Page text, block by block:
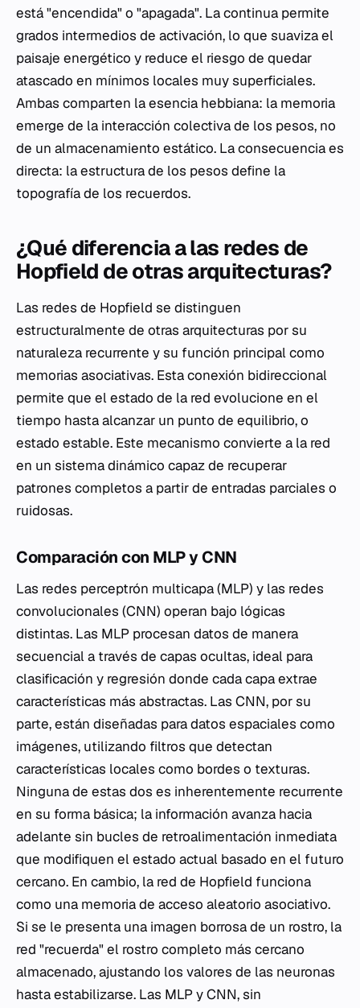
está "encendida" o "apagada". La continua permite
grados intermedios de activación, lo que suaviza el
paisaje energético y reduce el riesgo de quedar
atascado en mínimos locales muy superficiales.
Ambas comparten la esencia hebbiana: la memoria
emerge de la interacción colectiva de los pesos, no
de un almacenamiento estático. La consecuencia es
directa: la estructura de los pesos define la
topografía de los recuerdos.
¿Qué diferencia a las redes de
Hopfield de otras arquitecturas?
Las redes de Hopfield se distinguen
estructuralmente de otras arquitecturas por su
naturaleza recurrente y su función principal como
memorias asociativas. Esta conexión bidireccional
permite que el estado de la red evolucione en el
tiempo hasta alcanzar un punto de equilibrio, o
estado estable. Este mecanismo convierte a la red
en un sistema dinámico capaz de recuperar
patrones completos a partir de entradas parciales o
ruidosas.
Comparación con MLP y CNN
Las redes perceptrón multicapa (MLP) y las redes
convolucionales (CNN) operan bajo lógicas
distintas. Las MLP procesan datos de manera
secuencial a través de capas ocultas, ideal para
clasificación y regresión donde cada capa extrae
características más abstractas. Las CNN, por su
parte, están diseñadas para datos espaciales como
imágenes, utilizando filtros que detectan
características locales como bordes o texturas.
Ninguna de estas dos es inherentemente recurrente
en su forma básica; la información avanza hacia
adelante sin bucles de retroalimentación inmediata
que modifiquen el estado actual basado en el futuro
cercano. En cambio, la red de Hopfield funciona
como una memoria de acceso aleatorio asociativo.
Si se le presenta una imagen borrosa de un rostro, la
red "recuerda" el rostro completo más cercano
almacenado, ajustando los valores de las neuronas
hasta estabilizarse. Las MLP y CNN, sin